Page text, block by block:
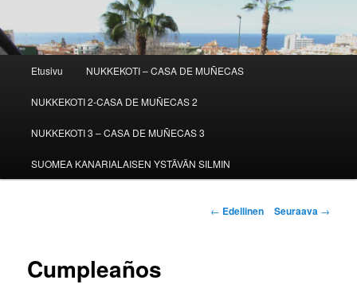
Etusivu NUKKEKOTI – CASA DE MUÑECAS
NUKKEKOTI 2-CASA DE MUÑECAS 2
NUKKEKOTI 3 – CASA DE MUÑECAS 3
SUOMEA KANARIALAISEN YSTÄVÄN SILMIN
Artikkelien
← Edellinen Seuraava →
Cumpleaños